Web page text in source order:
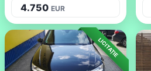
4.750 EUR
LICITAȚIE